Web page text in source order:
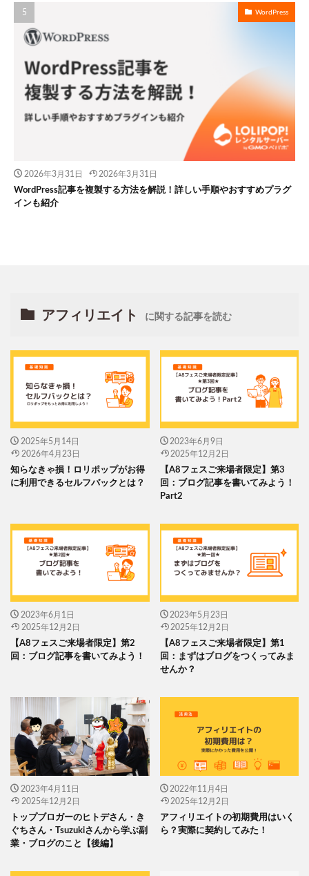
WordPress
2026年3月31日 2026年3月31日
WordPress記事を複製する方法を解説！詳しい手順やおすすめプラグ
インも紹介
アフィリエイト に関する記事を読む
2025年5月14日
2026年4月23日
知らなきゃ損！ロリポップがお得
に利用できるセルフバックとは？
2023年6月9日
2025年12月2日
【A8フェスご来場者限定】第3
回：ブログ記事を書いてみよう！
Part2
2023年6月1日
2025年12月2日
【A8フェスご来場者限定】第2
回：ブログ記事を書いてみよう！
2023年5月23日
2025年12月2日
【A8フェスご来場者限定】第1
回：まずはブログをつくってみま
せんか？
2023年4月11日
2025年12月2日
トップブロガーのヒトデさん・き
ぐちさん・Tsuzukiさんから学ぶ副
業・ブログのこと【後編】
2022年11月4日
2025年12月2日
アフィリエイトの初期費用はいく
ら？実際に契約してみた！